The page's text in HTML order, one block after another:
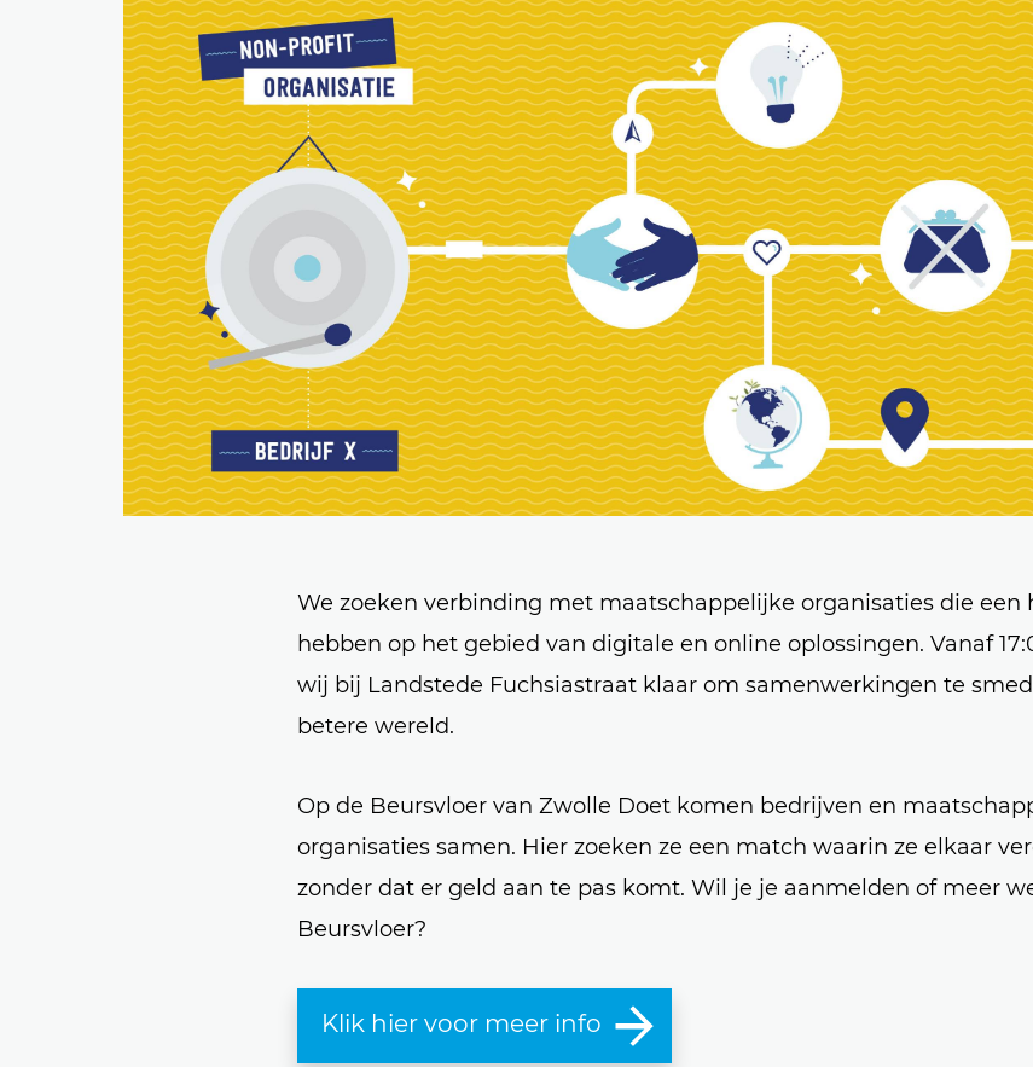
We zoeken verbinding met maatschappelijke organisaties die een
hebben op het gebied van digitale en online oplossingen. Vanaf
wij bij Landstede Fuchsiastraat klaar om samenwerkingen te
betere wereld.
Op de Beursvloer van Zwolle Doet komen bedrijven en
organisaties samen. Hier zoeken ze een match waarin ze elkaar
zonder dat er geld aan te pas komt. Wil je je aanmelden of meer
Beursvloer?
Klik hier voor meer info